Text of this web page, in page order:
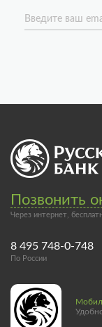
Введите ваш
Позвонить
Через интернет,
8 495 748-0-748
По России